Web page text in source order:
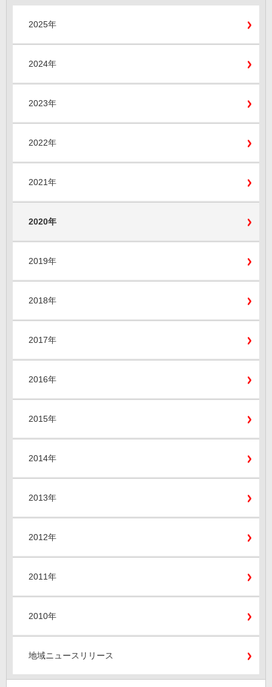
2025年
2024年
2023年
2022年
2021年
2020年
2019年
2018年
2017年
2016年
2015年
2014年
2013年
2012年
2011年
2010年
地域ニュースリリース